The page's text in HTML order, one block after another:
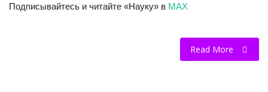
Подписывайтесь и читайте «Науку» в MAX
Read More